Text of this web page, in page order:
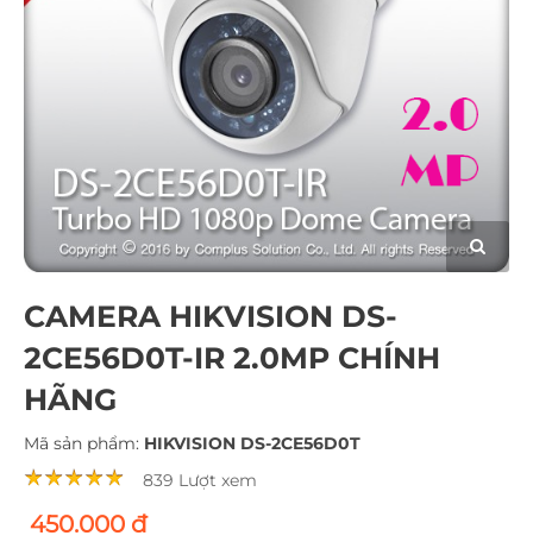
CAMERA HIKVISION DS-
2CE56D0T-IR 2.0MP CHÍNH
HÃNG
Mã sản phẩm: HIKVISION DS-2CE56D0T
839 Lượt xem
450.000 đ